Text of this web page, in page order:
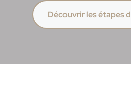
Découvrir les étapes